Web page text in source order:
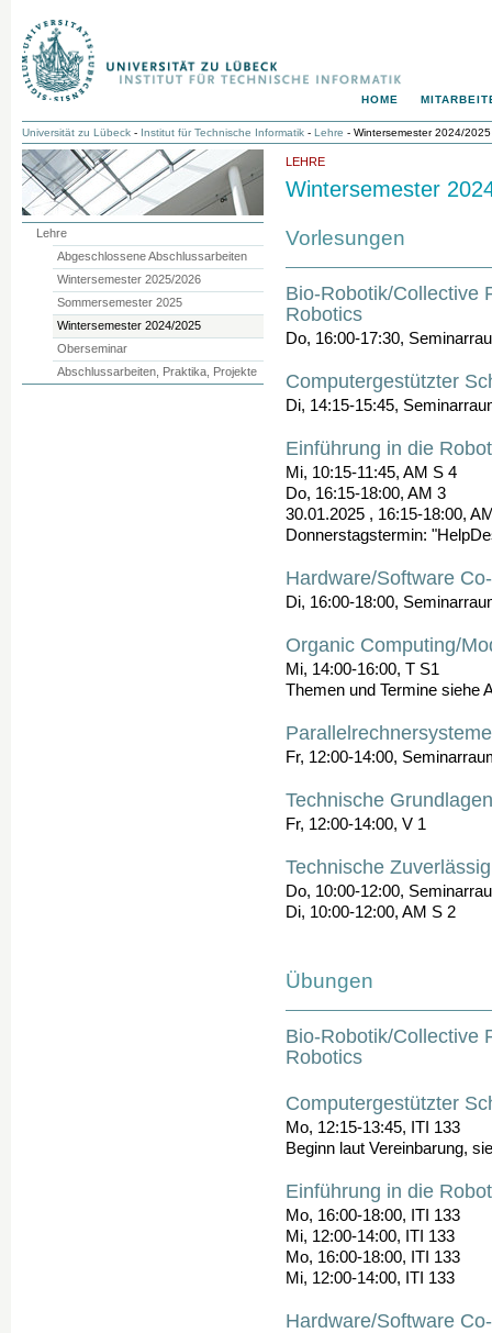
HOME
Universität zu Lübeck - Institut für Technische Informatik - Lehre - Wintersemester 2024/2025
LEHRE
Wintersemester
Vorlesungen
Bio-Robotik/Collective
Robotics
Do, 16:00-17:30,
Computergestützter
Di, 14:15-15:45,
Einführung in die
Mi, 10:15-11:45, AM S 4
Do, 16:15-18:00, AM 3
30.01.2025 , 16:15-18:00,
Donnerstagstermin:
Hardware/Software
Di, 16:00-18:00,
Organic Computing/
Mi, 14:00-16:00, T S1
Themen und Termine siehe
Parallelrechnersysteme
Fr, 12:00-14:00,
Technische
Fr, 12:00-14:00, V 1
Technische
Do, 10:00-12:00,
Di, 10:00-12:00, AM S 2
Übungen
Bio-Robotik/Collective
Robotics
Computergestützter
Mo, 12:15-13:45, ITI 133
Beginn laut Vereinbarung,
Einführung in die
Mo, 16:00-18:00, ITI 133
Mi, 12:00-14:00, ITI 133
Mo, 16:00-18:00, ITI 133
Mi, 12:00-14:00, ITI 133
Hardware/Software
Lehre
Abgeschlossene Abschlussarbeiten
Wintersemester 2025/2026
Sommersemester 2025
Wintersemester 2024/2025
Oberseminar
Abschlussarbeiten, Praktika, Projekte